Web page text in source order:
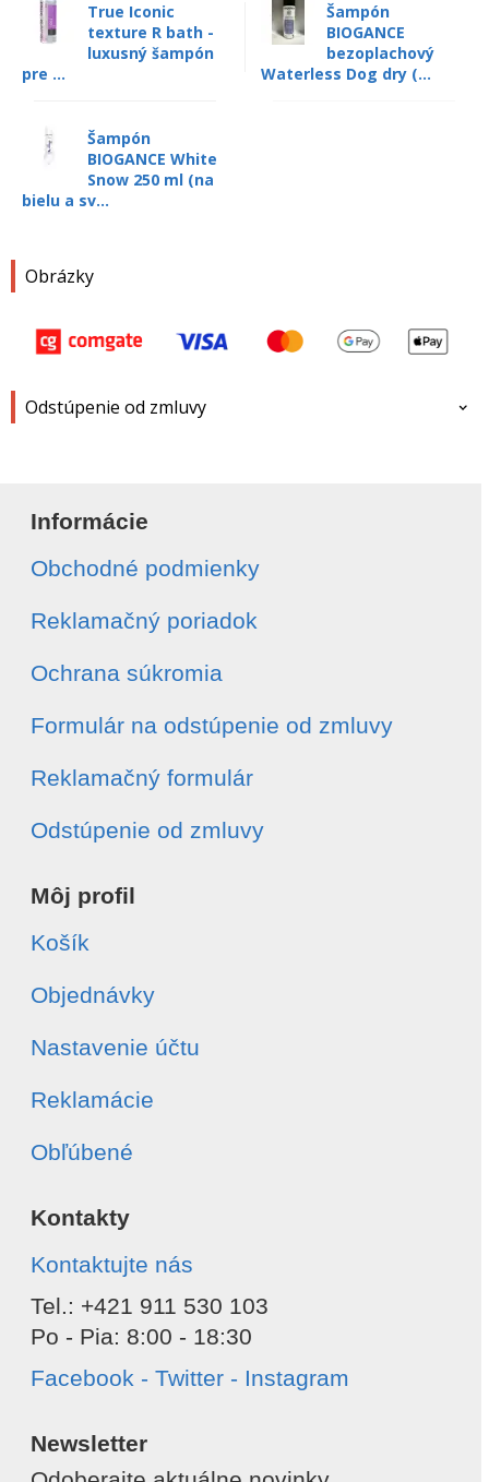
True Iconic
texture R bath -
luxusný šampón
pre ...
Šampón
BIOGANCE
bezoplachový
Waterless Dog dry (...
Šampón
BIOGANCE White
Snow 250 ml (na
bielu a sv...
Obrázky
Odstúpenie od zmluvy
E-mail*
Číslo objednávky*
Dátum vytvorenia objednávky*
Typ odstúpenia
Celá objednávka
Informácie
Obchodné podmienky
Reklamačný poriadok
Ochrana súkromia
Formulár na odstúpenie od zmluvy
Reklamačný formulár
Odstúpenie od zmluvy
Môj profil
Košík
Objednávky
Nastavenie účtu
Reklamácie
Obľúbené
Kontakty
Kontaktujte nás
Tel.: +421 911 530 103
Po - Pia: 8:00 - 18:30
Facebook - Twitter - Instagram
Newsletter